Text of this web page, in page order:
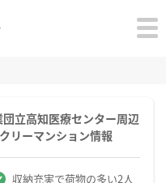
立高知医療センター周辺
リーマンション情報
収納充実で荷物の多い2人